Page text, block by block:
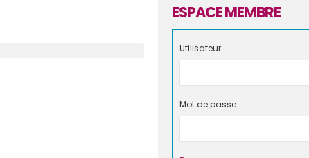
ESPACE MEMBRE
Utilisateur
Mot de passe